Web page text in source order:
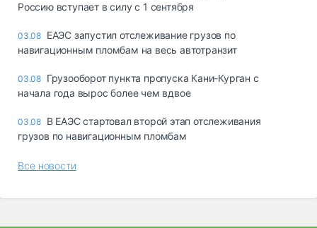
Россию вступает в силу с 1 сентября
03.08 ЕАЭС запустил отслеживание грузов по
навигационным пломбам на весь автотранзит
03.08 Грузооборот пункта пропуска Кани-Курган с
начала года вырос более чем вдвое
03.08 В ЕАЭС стартовал второй этап отслеживания
грузов по навигационным пломбам
Все новости